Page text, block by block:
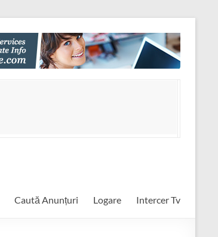
Caută Anunțuri Logare Intercer Tv